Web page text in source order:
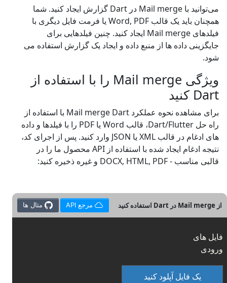
می‌توانید با Mail merge در Dart گزارش ایجاد کنید. شما
همچنان باید یک قالب Word, PDF یا فرمت فایل دیگری با
فیلدهای Mail merge ایجاد کنید. چنین فیلدهایی برای
جایگزینی داده ها از منبع داده و ایجاد یک گزارش استفاده می
شود.
ویژگی Mail merge را با استفاده از
Dart کنید
برای مشاهده نحوه عملکرد Mail merge Dart با استفاده از
راه حل Dart/Flutter، قالب Word یا PDF را با فیلدها و داده
های ادغام در قالب XML یا JSON وارد کنید. پس از اجرای کد،
نتیجه ادغام ایجاد شده با استفاده از API محصول ما را در
قالبی مناسب - DOCX, HTML, PDF و غیره ذخیره کنید:
از Mail merge در Dart استفاده کنید مرجع API مثال ها
فایل های
ورودی
یک فایل آپلود کنید